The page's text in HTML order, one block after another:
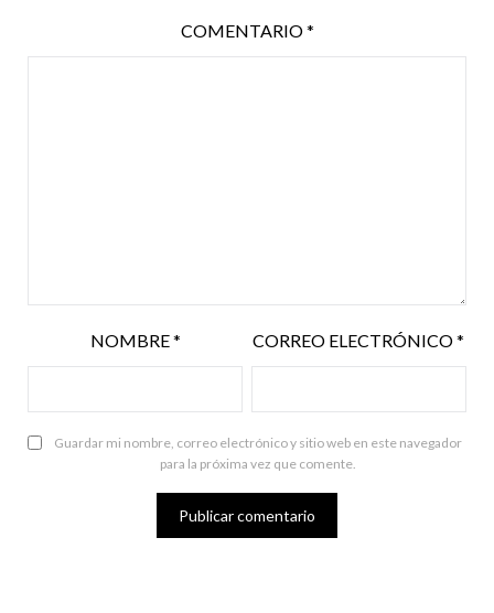
COMENTARIO*
NOMBRE* CORREO ELECTRÓNICO*
Guardar mi nombre, correo electrónico y sitio web en este navegador
para la próxima vez que comente.